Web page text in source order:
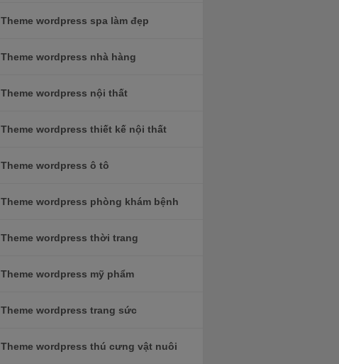
Theme wordpress spa làm đẹp
Theme wordpress nhà hàng
Theme wordpress nội thất
Theme wordpress thiết kế nội thất
Theme wordpress ô tô
Theme wordpress phòng khám bệnh
Theme wordpress thời trang
Theme wordpress mỹ phẩm
Theme wordpress trang sức
Theme wordpress thú cưng vật nuôi